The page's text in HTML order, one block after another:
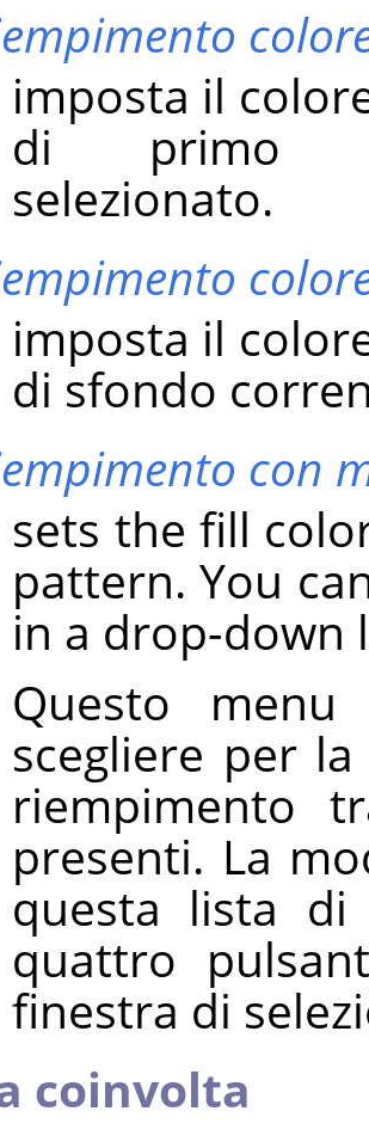
imposta il
di primo
selezionato.
imposta il
di sfondo
con
sets the fill
pattern. You
in a drop-down
Questo
scegliere per
riempimento
presenti. La
questa lista
quattro
finestra di
coinvolta